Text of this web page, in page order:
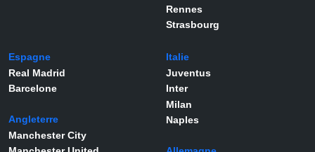
Rennes
Strasbourg
Espagne
Real Madrid
Barcelone
Angleterre
Manchester City
Italie
Juventus
Inter
Milan
Naples